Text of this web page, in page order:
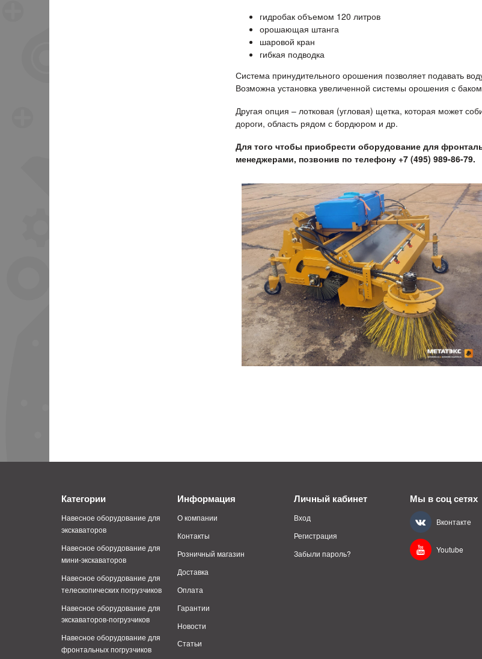
гидробак объемом 120 литров
орошающая штанга
шаровой кран
гибкая подводка
Система принудительного орошения позволяет подавать
Возможна установка увеличенной системы орошения с
Другая опция – лотковая (угловая) щетка, которая может
дороги, область рядом с бордюром и др.
Для того чтобы приобрести оборудование для
менеджерами, позвонив по телефону +7 (495) 989-86-79.
Категории
Навесное оборудование для
экскаваторов
Навесное оборудование для
мини-экскаваторов
Навесное оборудование для
телескопических погрузчиков
Навесное оборудование для
экскаваторов-погрузчиков
Навесное оборудование для
фронтальных погрузчиков
Информация
О компании
Контакты
Розничный магазин
Доставка
Оплата
Гарантии
Новости
Статьи
Личный кабинет
Вход
Регистрация
Забыли пароль?
Мы в соц сетях
Вконтакте
Youtube